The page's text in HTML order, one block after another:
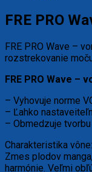
FRE PRO
FRE PRO Wave –
rozstrekovanie
FRE PRO Wave –
– Vyhovuje norme
– Ľahko
– Obmedzuje
Charakteristika vône:
Zmes plodov
harmónie. Veľmi